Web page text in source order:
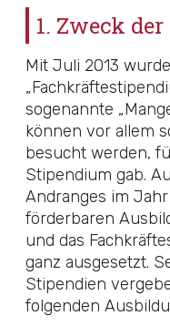
1. Zweck
Mit Juli 2013
sogenannte
können vor allem
besucht werden,
Stipendium gab.
Andranges im
förderbaren
und das
ganz ausgesetzt.
Stipendien
folgenden